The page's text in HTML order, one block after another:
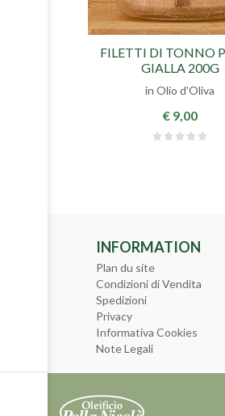
FILETTI DI TONNO
GIALLA 200G
in Olio d'Oliva
€ 9,00
INFORMATION
Plan du site
Condizioni di Vendita
Spedizioni
Privacy
Informativa Cookies
Note Legali